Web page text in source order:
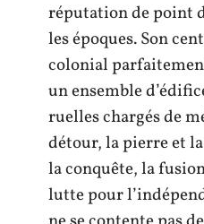
réputation de point
les époques. Son
colonial
un ensemble
ruelles chargés de
détour, la pierre et
la conquête, la
lutte pour